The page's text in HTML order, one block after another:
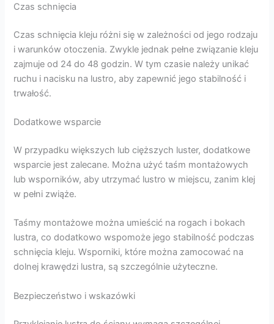
Czas schnięcia
Czas schnięcia kleju różni się w zależności od jego rodzaju
i warunków otoczenia. Zwykle jednak pełne związanie kleju
zajmuje od 24 do 48 godzin. W tym czasie należy unikać
ruchu i nacisku na lustro, aby zapewnić jego stabilność i
trwałość.
Dodatkowe wsparcie
W przypadku większych lub cięższych luster, dodatkowe
wsparcie jest zalecane. Można użyć taśm montażowych
lub wsporników, aby utrzymać lustro w miejscu, zanim klej
w pełni zwiąże.
Taśmy montażowe można umieścić na rogach i bokach
lustra, co dodatkowo wspomoże jego stabilność podczas
schnięcia kleju. Wsporniki, które można zamocować na
dolnej krawędzi lustra, są szczególnie użyteczne.
Bezpieczeństwo i wskazówki